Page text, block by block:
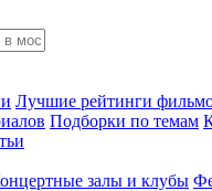
Лучшие рейтинги
Подборки по темам
залы и клубы